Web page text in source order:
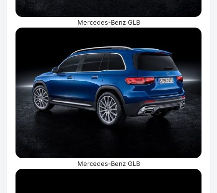
Mercedes-Benz GLB
Mercedes-Benz GLB